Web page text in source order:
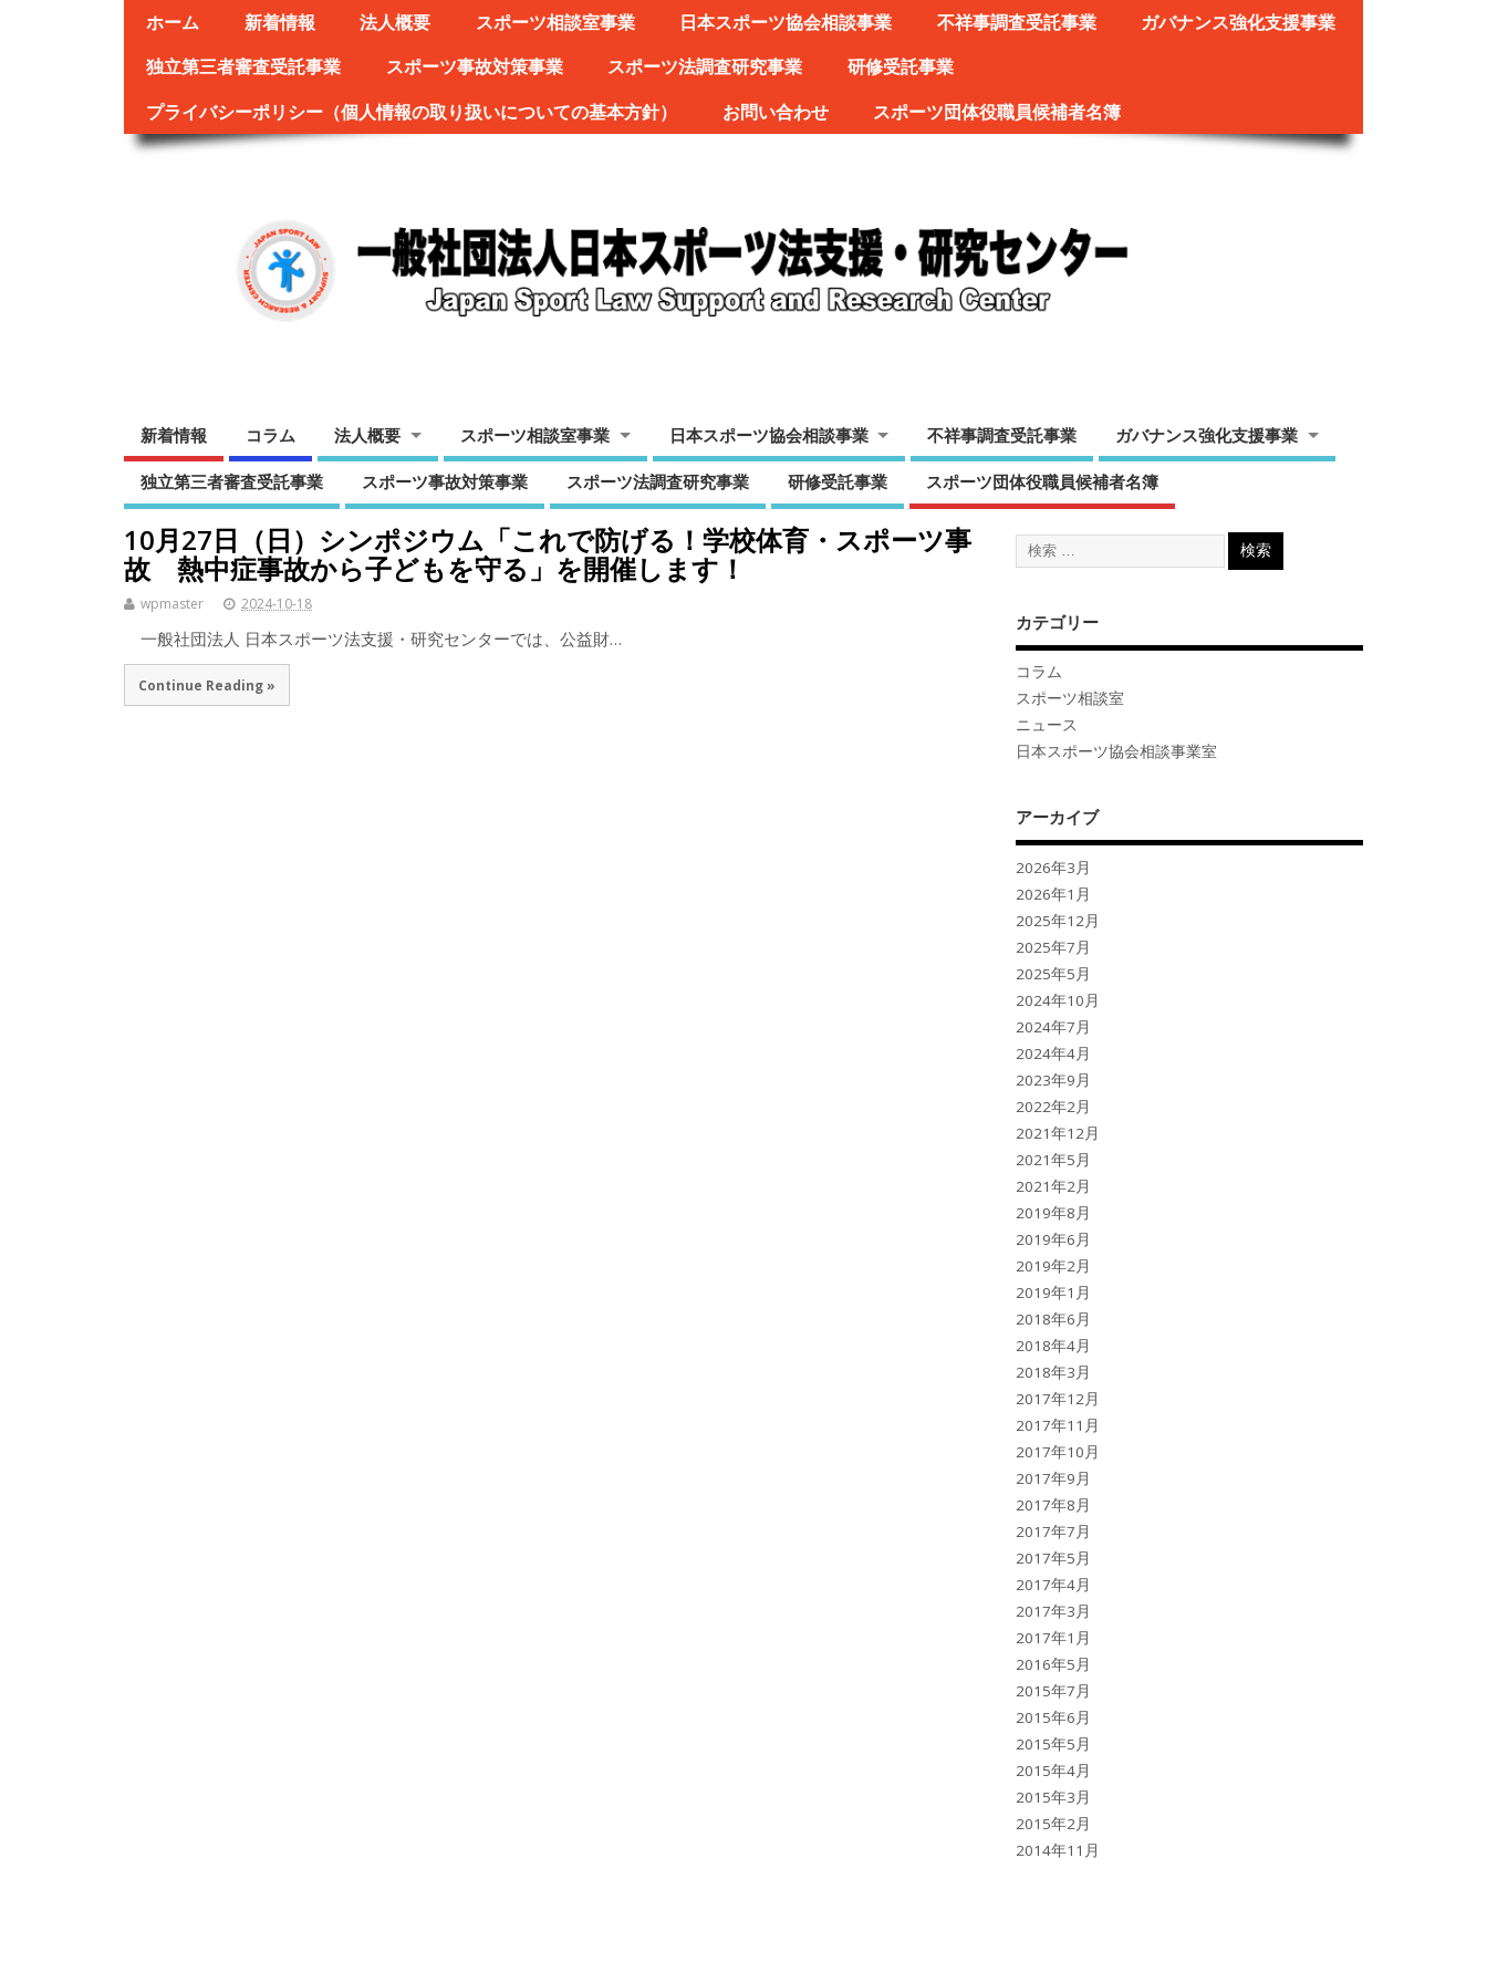
ホーム 新着情報 法人概要 スポーツ相談室事業 日本スポーツ協会相談事業 不祥事調査受託事業
ガバナンス強化支援事業
独立第三者審査受託事業
スポーツ事故対策事業 スポーツ法調査研究事業
研修受託事業
プライバシーポリシー（個人情報の取り扱いについての基本方針）
お問い合わせ スポーツ団体役職員候補者名簿
新着情報 コラム 法人概要 スポーツ相談室事業 日本スポーツ協会相談事業 不祥事調査受託事業 ガバナンス強化支援事業
独立第三者審査受託事業 スポーツ事故対策事業 スポーツ法調査研究事業 研修受託事業 スポーツ団体役職員候補者名簿
10月27日（日）シンポジウム「これで防げる！学校体育・スポーツ事
故 熱中症事故から子どもを守る」を開催します！
wpmaster 2024-10-18
一般社団法人 日本スポーツ法支援・研究センターでは、公益財…
Continue Reading »
カテゴリー
コラム
スポーツ相談室
ニュース
日本スポーツ協会相談事業室
アーカイブ
2026年3月
2026年1月
2025年12月
2025年7月
2025年5月
2024年10月
2024年7月
2024年4月
2023年9月
2022年2月
2021年12月
2021年5月
2021年2月
2019年8月
2019年6月
2019年2月
2019年1月
2018年6月
2018年4月
2018年3月
2017年12月
2017年11月
2017年10月
2017年9月
2017年8月
2017年7月
2017年5月
2017年4月
2017年3月
2017年1月
2016年5月
2015年7月
2015年6月
2015年5月
2015年4月
2015年3月
2015年2月
2014年11月